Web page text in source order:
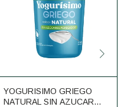
YOGURISIMO GRIEGO
NATURAL SIN AZUCAR